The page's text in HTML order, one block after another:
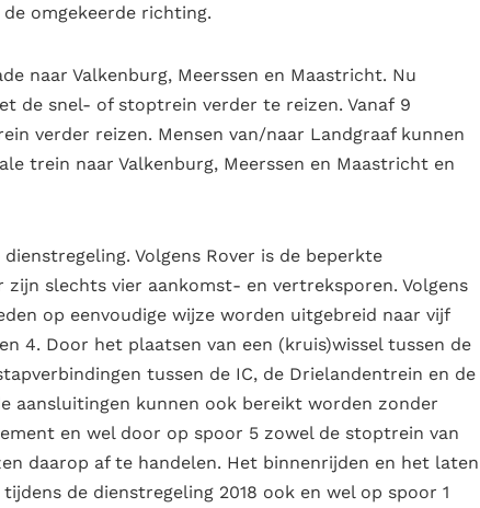
omgekeerde richting.
naar Valkenburg, Meerssen en Maastricht. Nu
de snel- of stoptrein verder te reizen. Vanaf 9
verder reizen. Mensen van/naar Landgraaf kunnen
trein naar Valkenburg, Meerssen en Maastricht en
Volgens Rover is de beperkte
slechts vier aankomst- en vertreksporen. Volgens
op eenvoudige wijze worden uitgebreid naar vijf
4. Door het plaatsen van een (kruis)wissel tussen de
tussen de IC, de Drielandentrein en de
aansluitingen kunnen ook bereikt worden zonder
en wel door op spoor 5 zowel de stoptrein van
daarop af te handelen. Het binnenrijden en het laten
de dienstregeling 2018 ook en wel op spoor 1